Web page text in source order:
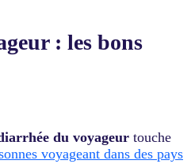
: les bons
du voyageur touche
voyageant dans des pays